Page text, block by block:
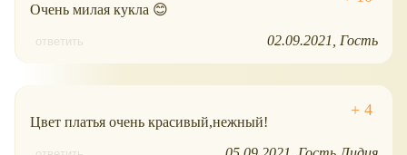
Очень милая кукла 😊
ответить 02.09.2021 Гость
Цвет платья очень красивый,нежный!